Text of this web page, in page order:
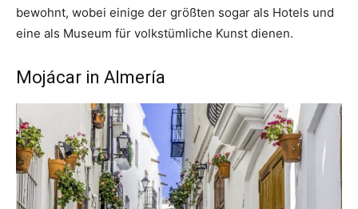
bewohnt, wobei einige der größten sogar als Hotels und
eine als Museum für volkstümliche Kunst dienen.
Mojácar in Almería